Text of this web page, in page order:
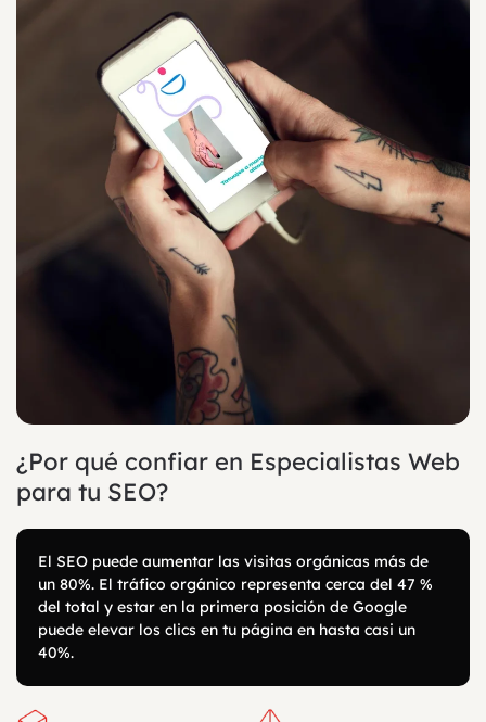
¿Por qué confiar en Especialistas Web
para tu SEO?
El SEO puede aumentar las visitas orgánicas más de
un 80%. El tráfico orgánico representa cerca del 47 %
del total y estar en la primera posición de Google
puede elevar los clics en tu página en hasta casi un
40%.